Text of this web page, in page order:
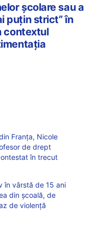
școlare sau a
puțin strict” în
contextul
Franța, Nicole
de drept
în trecut
în vârstă de 15 ani
din școală, de
de violență